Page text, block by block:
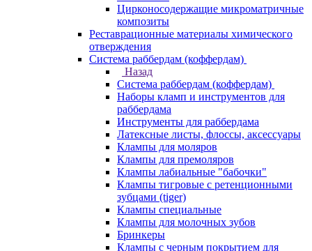
Цирконосодержащие микроматричные
композиты
Реставрационные материалы химического
отверждения
Система раббердам (коффердам)
Назад
Система раббердам (коффердам)
Наборы кламп и инструментов для
раббердама
Инструменты для раббердама
Латексные листы, флоссы, аксессуары
Клампы для моляров
Клампы для премоляров
Клампы лабиальные "бабочки"
Клампы тигровые с ретенционными
зубцами (tiger)
Клампы специальные
Клампы для молочных зубов
Бринкеры
Клампы с черным покрытием для